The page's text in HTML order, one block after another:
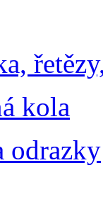
kola
odrazky